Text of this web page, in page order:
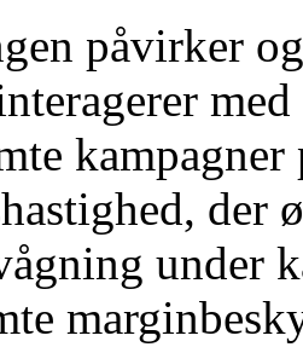
påvirker
med
der
under